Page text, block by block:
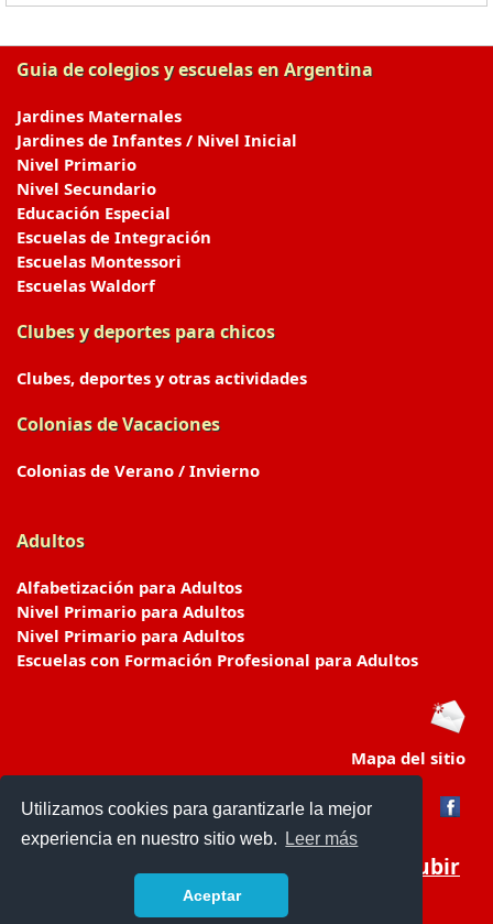
Utilizamos cookies para garantizarle la mejor
experiencia en nuestro sitio web.
Leer más
Aceptar
Guia de colegios y escuelas en Argentina
Jardines Maternales
Jardines de Infantes / Nivel Inicial
Nivel Primario
Nivel Secundario
Educación Especial
Escuelas de Integración
Escuelas Montessori
Escuelas Waldorf
Clubes y deportes para chicos
Clubes, deportes y otras actividades
Colonias de Vacaciones
Colonias de Verano / Invierno
Adultos
Alfabetización para Adultos
Nivel Primario para Adultos
Nivel Primario para Adultos
Escuelas con Formación Profesional para Adultos
Mapa del sitio
Subir